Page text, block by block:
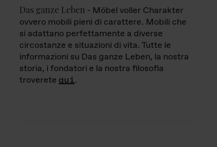
Das ganze Leben - Möbel voller Charakter
ovvero mobili pieni di carattere. Mobili che
si adattano perfettamente a diverse
circostanze e situazioni di vita. Tutte le
informazioni su Das ganze Leben, la nostra
storia, i fondatori e la nostra filosofia
troverete qui.